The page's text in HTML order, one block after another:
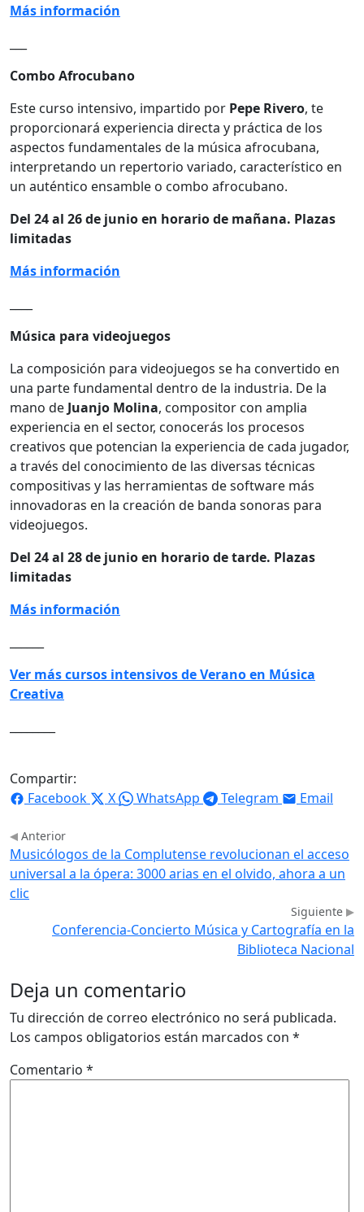
Más información
Combo Afrocubano
Este curso intensivo, impartido por Pepe Rivero, te
proporcionará experiencia directa y práctica de los
aspectos fundamentales de la música afrocubana,
interpretando un repertorio variado, característico en
un auténtico ensamble o combo afrocubano.
Del 24 al 26 de junio en horario de mañana. Plazas
limitadas
Más información
Música para videojuegos
La composición para videojuegos se ha convertido en
una parte fundamental dentro de la industria. De la
mano de Juanjo Molina, compositor con amplia
experiencia en el sector, conocerás los procesos
creativos que potencian la experiencia de cada jugador,
a través del conocimiento de las diversas técnicas
compositivas y las herramientas de software más
innovadoras en la creación de banda sonoras para
videojuegos.
Del 24 al 28 de junio en horario de tarde. Plazas
limitadas
Más información
Ver más cursos intensivos de Verano en Música
Creativa
Compartir:
Facebook
X WhatsApp Telegram Email
Anterior
Musicólogos de la Complutense revolucionan el acceso
universal a la ópera: 3000 arias en el olvido, ahora a un
clic
Siguiente
Conferencia-Concierto Música y Cartografía en la
Biblioteca Nacional
Deja un comentario
Tu dirección de correo electrónico no será publicada.
Los campos obligatorios están marcados con *
Comentario *